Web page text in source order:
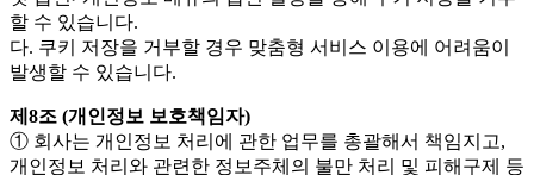
할 수 있습니다.
다. 쿠키 저장을 거부할 경우 맞춤형 서비스 이용에 어려움이
발생할 수 있습니다.
제8조 (개인정보 보호책임자)
① 회사는 개인정보 처리에 관한 업무를 총괄해서 책임지고,
개인정보 처리와 관련한 정보주체의 불만 처리 및 피해구제 등